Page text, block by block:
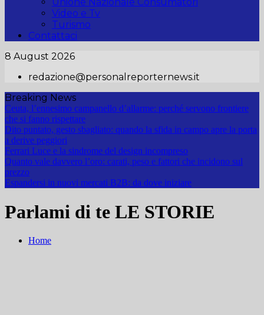
Unione Nazionale Consumatori
Video e Tv
Turismo
Contattaci
8 August 2026
redazione@personalreporternews.it
Breaking News
Ceuta, l’ennesimo campanello d’allarme: perché servono frontiere
che si fanno rispettare
Dito puntato, gesto sbagliato: quando la sfida in campo apre la porta
a derive peggiori
Ferrari Luce e la sindrome del design incompreso
Quanto vale davvero l’oro: carati, peso e fattori che incidono sul
prezzo
Espandersi in nuovi mercati B2B: da dove iniziare
Parlami di te LE STORIE
Home